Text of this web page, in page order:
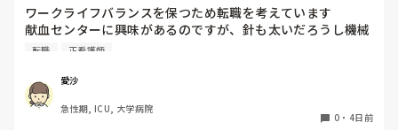
ワークライフバランスを保つため転職を考えています
献血センターに興味があるのですが、針も太いだろうし機械
操作あるしイメージが湧きません
など教えていただきたいです！
転職 正看護師
愛沙
急性期, ICU, 大学病院
0 ・ 4日前